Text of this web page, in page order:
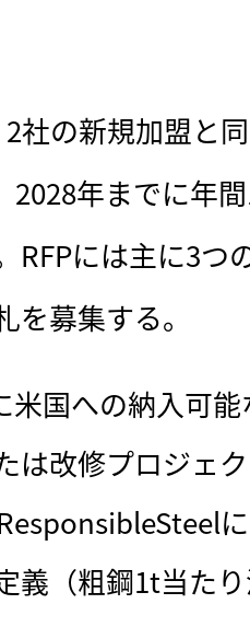
社の新規加盟と
2028年までに年
RFPには主に3つ
を募集する。
米国への納入可
は改修プロジェ
義（粗鋼1t当た